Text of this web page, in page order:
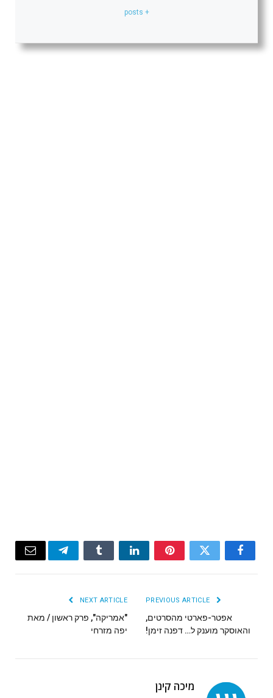
+ posts
Facebook
Twitter
Pinterest
LinkedIn
Tumblr
Telegram
Email
אפטר-פארטי מהסרטים,
והאוסקר מוענק ל… דפנה זימן!
NEXT ARTICLE
"אמריקה", פרק ראשון / מאת
יפה מזרחי
מיכה קינן